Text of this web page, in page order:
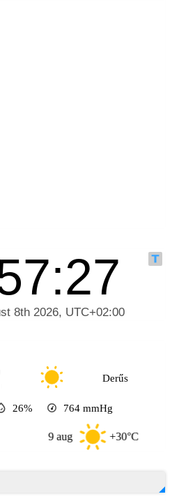
Derűs
26% 764 mmHg
+30°C